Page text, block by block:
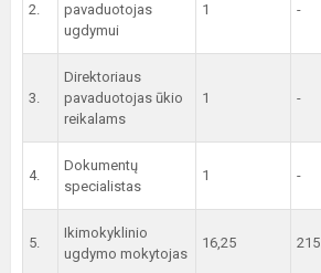
2.
pavaduotojas
ugdymui
1 -
3.
Direktoriaus
pavaduotojas ūkio
reikalams
1 -
4.
Dokumentų
specialistas
1 -
5.
Ikimokyklinio
ugdymo mokytojas
16,25